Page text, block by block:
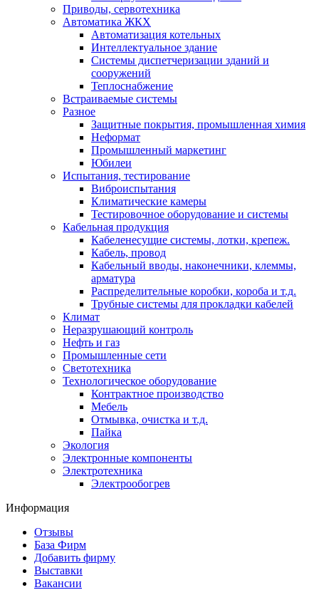
Приводы, сервотехника
Автоматика ЖКХ
Автоматизация котельных
Интеллектуальное здание
Системы диспетчеризации зданий и
сооружений
Теплоснабжение
Встраиваемые системы
Разное
Защитные покрытия, промышленная химия
Неформат
Промышленный маркетинг
Юбилеи
Испытания, тестирование
Виброиспытания
Климатические камеры
Тестировочное оборудование и системы
Кабельная продукция
Кабеленесущие системы, лотки, крепеж.
Кабель, провод
Кабельный вводы, наконечники, клеммы,
арматура
Распределительные коробки, короба и т.д.
Трубные системы для прокладки кабелей
Климат
Неразрушающий контроль
Нефть и газ
Промышленные сети
Светотехника
Технологическое оборудование
Контрактное производство
Мебель
Отмывка, очистка и т.д.
Пайка
Экология
Электронные компоненты
Электротехника
Электрообогрев
Информация
Отзывы
База Фирм
Добавить фирму
Выставки
Вакансии